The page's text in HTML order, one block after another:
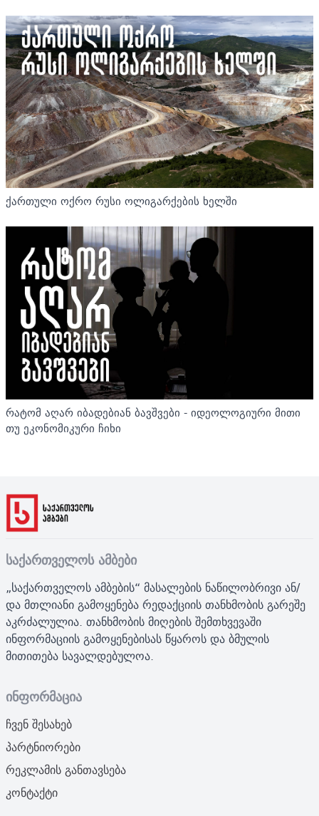
ქართული ოქრო რუსი ოლიგარქების ხელში
რატომ აღარ იბადებიან ბავშვები - იდეოლოგიური მითი
თუ ეკონომიკური ჩიხი
საქართველოს ამბები
„საქართველოს ამბების“ მასალების ნაწილობრივი ან/
და მთლიანი გამოყენება რედაქციის თანხმობის გარეშე
აკრძალულია. თანხმობის მიღების შემთხვევაში
ინფორმაციის გამოყენებისას წყაროს და ბმულის
მითითება სავალდებულოა.
ინფორმაცია
ჩვენ შესახებ
პარტნიორები
რეკლამის განთავსება
კონტაქტი